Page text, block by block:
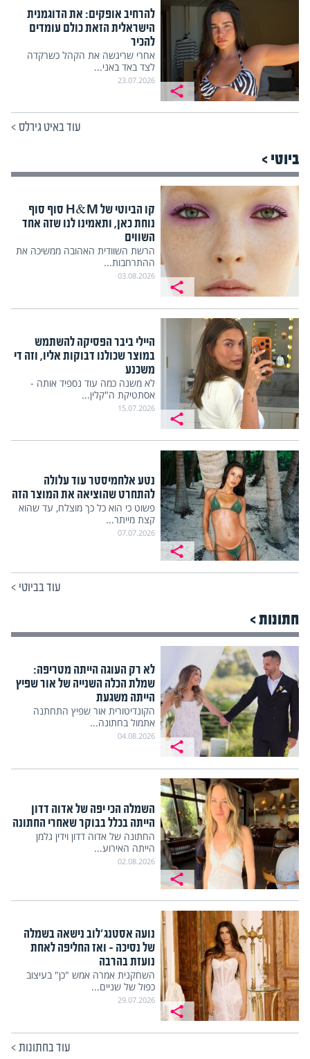
להרחיב אופקים: את הדוגמנית
הישראלית הזאת כולם עומדים
להכיר
אחרי שריגשה את הקהל כשרקדה
לצד באד באני...
23.07.2026
עוד באיט גירלס>
ביוטי >
קו הביוטי של H&M סוף סוף
נוחת כאן, ותאמינו לנו שזה אחד
השווים
הרשת השוודית האהובה ממשיכה את
ההתרחבות...
03.08.2026
היילי ביבר הפסיקה להשתמש
במוצר שכולנו דבוקות אליו, וזה די
משכנע
לא משנה כמה עוד נספיד אותה -
אסתטיקת ה"קלין...
15.07.2026
נטע אלחמיסטר עוד עלולה
להתחרט שהוציאה את המוצר הזה
פשוט כי הוא כל כך מוצלח, עד שהוא
קצת מייתר...
07.07.2026
עוד בביוטי >
חתונות >
לא רק העוגה הייתה מטריפה:
שמלת הכלה השנייה של אור שפיץ
הייתה משגעת
הקונדיטורית אור שפיץ התחתנה
אתמול בחתונה...
04.08.2026
השמלה הכי יפה של אדוה דדון
הייתה בכלל בבוקר שאחרי החתונה
החתונה של אדוה דדון וידין גלמן
הייתה האירוע...
02.08.2026
נועה אסטנג'לוב נישאה בשמלה
של נסיכה – ואז החליפה לאחת
נועזת בהרבה
השחקנית אמרה אמש "כן" בעיצוב
כפול של שניים...
29.07.2026
עוד בחתונות>